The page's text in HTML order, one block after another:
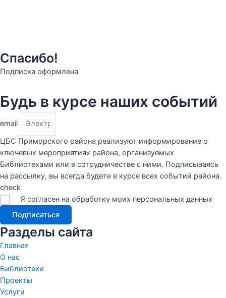
Спасибо!
Подписка оформлена
Будь в курсе наших событий
email
ЦБС Приморского района реализуют информирование о
ключевых мероприятиях района, организуемых
Библиотеками или в сотрудничестве с ними. Подписываясь
на рассылку, вы всегда будете в курсе всех событий района.
check
Я согласен на обработку моих персональных данных
Подписаться
Разделы сайта
Главная
О нас
Библиотеки
Проекты
Услуги